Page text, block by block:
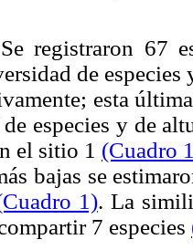
Se registraron 67
de
esta
especies y de
el sitio 1 (Cuadro
bajas se
1). La
7 especies